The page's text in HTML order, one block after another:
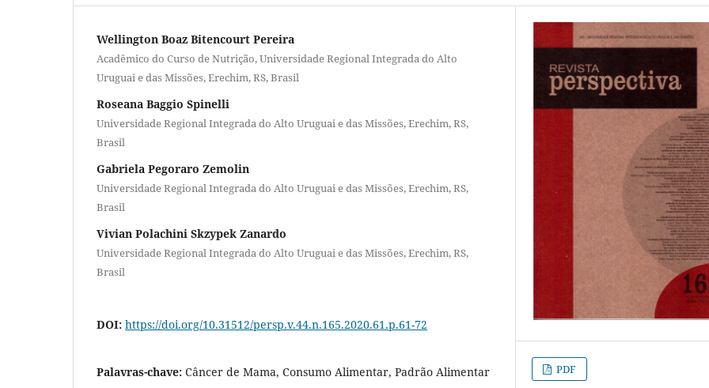
Wellington Boaz Bitencourt Pereira
Acadêmico do Curso de Nutrição, Universidade Regional Integrada do Alto
Uruguai e das Missões, Erechim, RS, Brasil
Roseana Baggio Spinelli
Universidade Regional Integrada do Alto Uruguai e das Missões, Erechim, RS,
Brasil
Gabriela Pegoraro Zemolin
Universidade Regional Integrada do Alto Uruguai e das Missões, Erechim, RS,
Brasil
Vivian Polachini Skzypek Zanardo
Universidade Regional Integrada do Alto Uruguai e das Missões, Erechim, RS,
Brasil
DOI: https://doi.org/10.31512/persp.v.44.n.165.2020.61.p.61-72
Palavras-chave: Câncer de Mama, Consumo Alimentar, Padrão Alimentar PDF